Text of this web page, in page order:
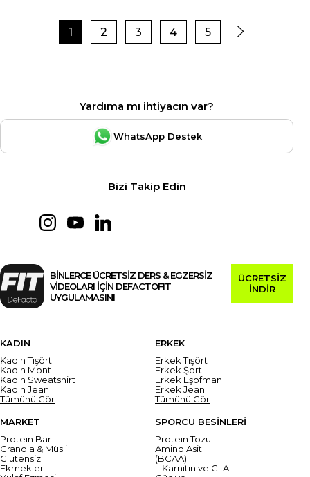
1 2 3 4 5
Yardıma mı ihtiyacın var?
WhatsApp Destek
Bizi Takip Edin
BİNLERCE ÜCRETSİZ DERS & EGZERSİZ
VİDEOLARI İÇİN DEFACTOFIT
UYGULAMASINI
ÜCRETSİZ
İNDİR
KADIN
Kadın Tişört
Kadın Mont
Kadın Sweatshirt
Kadın Jean
Tümünü Gör
ERKEK
Erkek Tişört
Erkek Şort
Erkek Eşofman
Erkek Jean
Tümünü Gör
MARKET
Protein Bar
Granola & Müsli
Glutensiz
Ekmekler
SPORCU BESİNLERİ
Protein Tozu
Amino Asit
(BCAA)
L Karnitin ve CLA